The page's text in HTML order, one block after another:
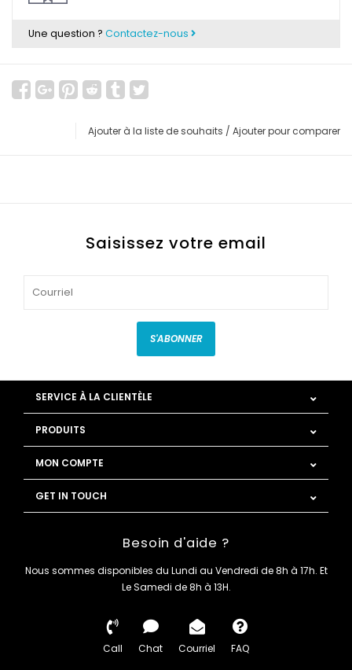
Une question ? Contactez-nous
Ajouter à la liste de souhaits / Ajouter pour comparer
Saisissez votre email
S'ABONNER
SERVICE À LA CLIENTÈLE
PRODUITS
MON COMPTE
GET IN TOUCH
Besoin d'aide ?
Nous sommes disponibles du Lundi au Vendredi de 8h à 17h. Et
Le Samedi de 8h à 13H.
Call Chat Courriel FAQ